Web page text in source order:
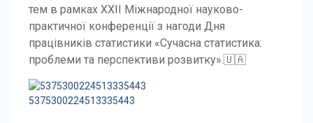
тем в рамках XXII Міжнародної науково-
практичної конференції з нагоди Дня
працівників статистики «Сучасна статистика:
проблеми та перспективи розвитку».🇺🇦
5375300224513335443